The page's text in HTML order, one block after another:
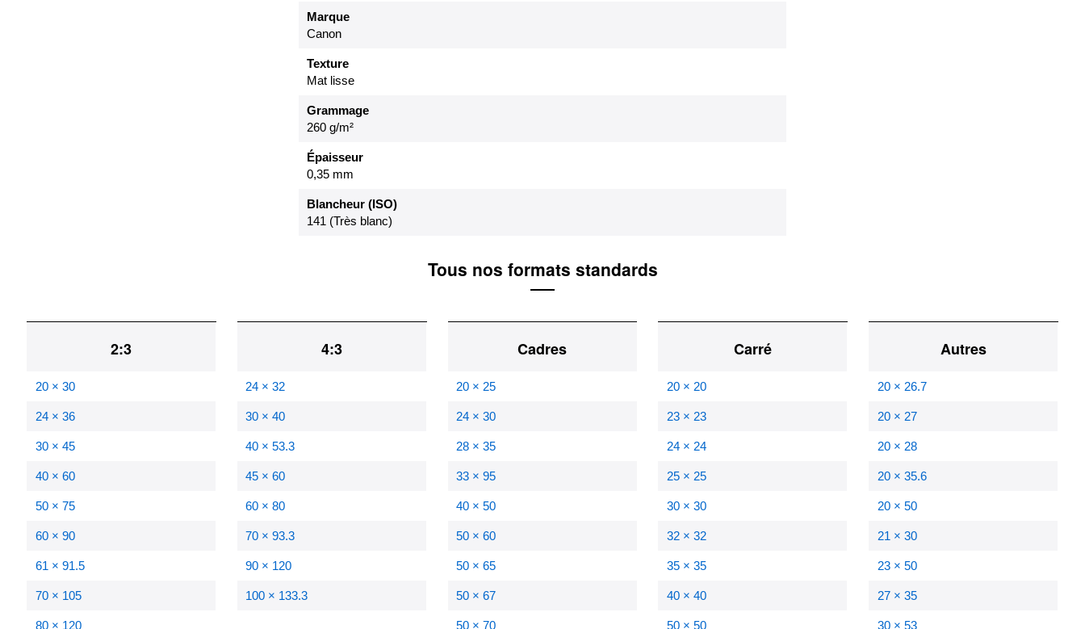
Marque
Canon
Texture
Mat lisse
Grammage
260 g/m²
Épaisseur
0,35 mm
Blancheur (ISO)
141 (Très blanc)
Tous nos formats standards
2:3
20 × 30
24 × 36
30 × 45
40 × 60
50 × 75
60 × 90
61 × 91.5
70 × 105
80 × 120
4:3
24 × 32
30 × 40
40 × 53.3
45 × 60
60 × 80
70 × 93.3
90 × 120
100 × 133.3
Cadres
20 × 25
24 × 30
28 × 35
33 × 95
40 × 50
50 × 60
50 × 65
50 × 67
50 × 70
Carré
20 × 20
23 × 23
24 × 24
25 × 25
30 × 30
32 × 32
35 × 35
40 × 40
50 × 50
Autres
20 × 26.7
20 × 27
20 × 28
20 × 35.6
20 × 50
21 × 30
23 × 50
27 × 35
30 × 53